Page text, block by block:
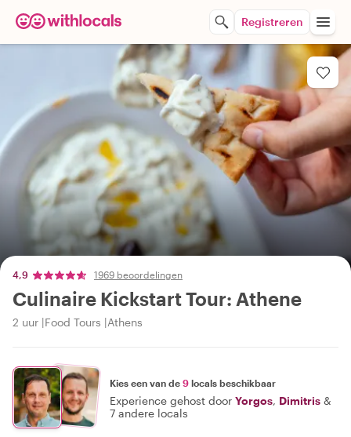
Registreren
4,9 1969 beoordelingen
Culinaire Kickstart Tour: Athene
2 uur Food Tours Athens
Kies een van de 9 locals beschikbaar
Experience gehost door Yorgos, Dimitris &
7 andere locals